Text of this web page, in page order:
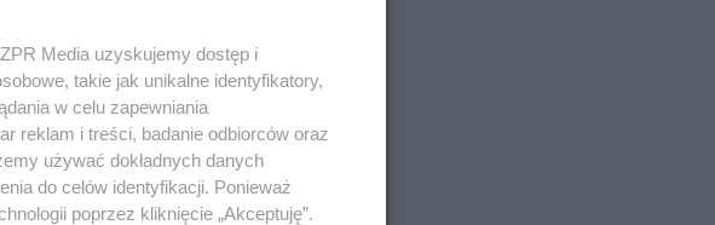
Media uzyskujemy dostęp i
takie jak unikalne identyfikatory,
w celu zapewniania
reklam i treści, badanie odbiorców oraz
używać dokładnych danych
do celów identyfikacji. Ponieważ
poprzez kliknięcie „Akceptuję”.